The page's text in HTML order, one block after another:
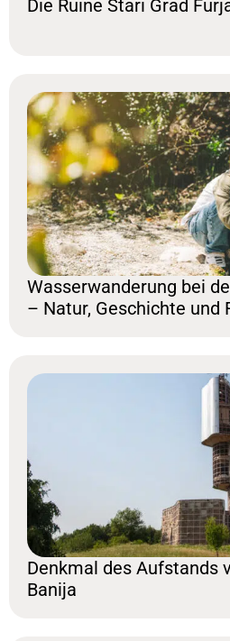
Die Ruine Stari Grad
Wasserwanderung bei
– Natur, Geschichte und
Denkmal des Aufstands
Banija